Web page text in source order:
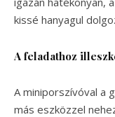
kissé hanyagul
A feladathoz
A miniporszívóval a
más eszközzel